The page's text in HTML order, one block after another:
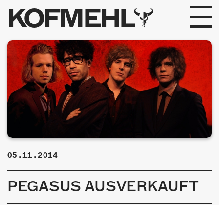
KOFMEHL
PROGRAMM
FABRIKGEFLÜSTER
GALERIE
INFOS
05.11.2014
PEGASUS AUSVERKAUFT